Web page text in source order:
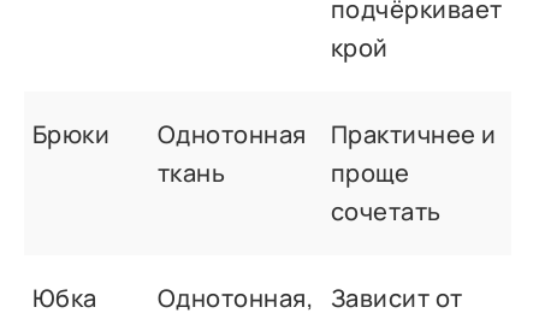
подчёркивает
крой
Брюки
Однотонная
ткань
Практичнее и
проще
сочетать
Юбка
Однотонная,
Зависит от